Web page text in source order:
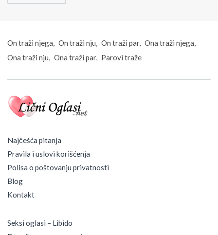
r
a
g
j
v
a
On traži njega On traži nju On traži par
Ona traži njega
Ona traži nju
Ona traži par Parovi traže
Najčešća pitanja
Pravila i uslovi korišćenja
Polisa o poštovanju privatnosti
Blog
Kontakt
Seksi oglasi – Libido